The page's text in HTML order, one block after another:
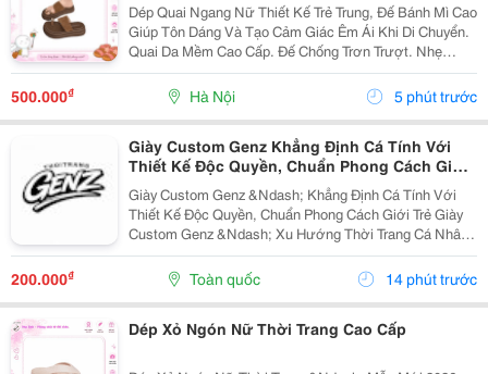
Dép Quai Ngang Nữ Thiết Kế Trẻ Trung, Đế Bánh Mì Cao
Giúp Tôn Dáng Và Tạo Cảm Giác Êm Ái Khi Di Chuyển.
Quai Da Mềm Cao Cấp. Đế Chống Trơn Trượt. Nhẹ
Chân, Mang Cả Ngày Không Đau. Phối Đồ Với Váy,
Quần Jean, Quần Short Đều Đẹp. Phù Hợp...
500.000₫ Hà Nội 5 phút trước
Giày Custom Genz Khẳng Định Cá Tính Với
Thiết Kế Độc Quyền, Chuẩn Phong Cách Giới
Trẻ
Giày Custom Genz &Ndash; Khẳng Định Cá Tính Với
Thiết Kế Độc Quyền, Chuẩn Phong Cách Giới Trẻ Giày
Custom Genz &Ndash; Xu Hướng Thời Trang Cá Nhân
Hóa Dẫn Đầu Năm 2026 Trong Thời Đại Mà Thời Trang
Không Còn Chỉ Dừng Lại Ở Việc Mặc Đẹp, Việc Thể...
200.000₫ Toàn quốc 14 phút trước
Dép Xỏ Ngón Nữ Thời Trang Cao Cấp